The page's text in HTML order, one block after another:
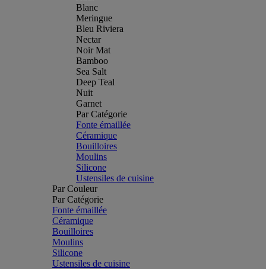
Blanc
Meringue
Bleu Riviera
Nectar
Noir Mat
Bamboo
Sea Salt
Deep Teal
Nuit
Garnet
Par Catégorie
Fonte émaillée
Céramique
Bouilloires
Moulins
Silicone
Ustensiles de cuisine
Par Couleur
Par Catégorie
Fonte émaillée
Céramique
Bouilloires
Moulins
Silicone
Ustensiles de cuisine